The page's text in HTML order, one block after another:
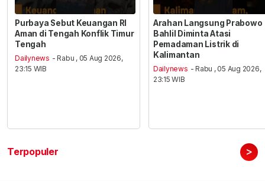
Purbaya Sebut Keuangan RI
Aman di Tengah Konflik Timur
Tengah
Dailynews - Rabu , 05 Aug 2026,
23:15 WIB
Arahan Langsung Prabowo
Bahlil Diminta Atasi
Pemadaman Listrik di
Kalimantan
Dailynews - Rabu , 05 Aug 2026,
23:15 WIB
Terpopuler >